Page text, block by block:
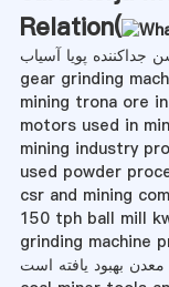
Relation(
gear grinding
mining trona ore
motors used in
mining industry
used powder
csr and mining
150 tph ball mill
grinding machine
بهبود یافته است